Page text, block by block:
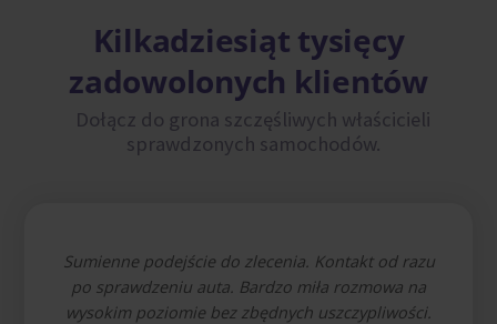
Kilkadziesiąt tysięcy
zadowolonych klientów
Dołącz do grona szczęśliwych właścicieli
sprawdzonych samochodów.
Sumienne podejście do zlecenia. Kontakt od razu
po sprawdzeniu auta. Bardzo miła rozmowa na
wysokim poziomie bez zbędnych uszczypliwości.